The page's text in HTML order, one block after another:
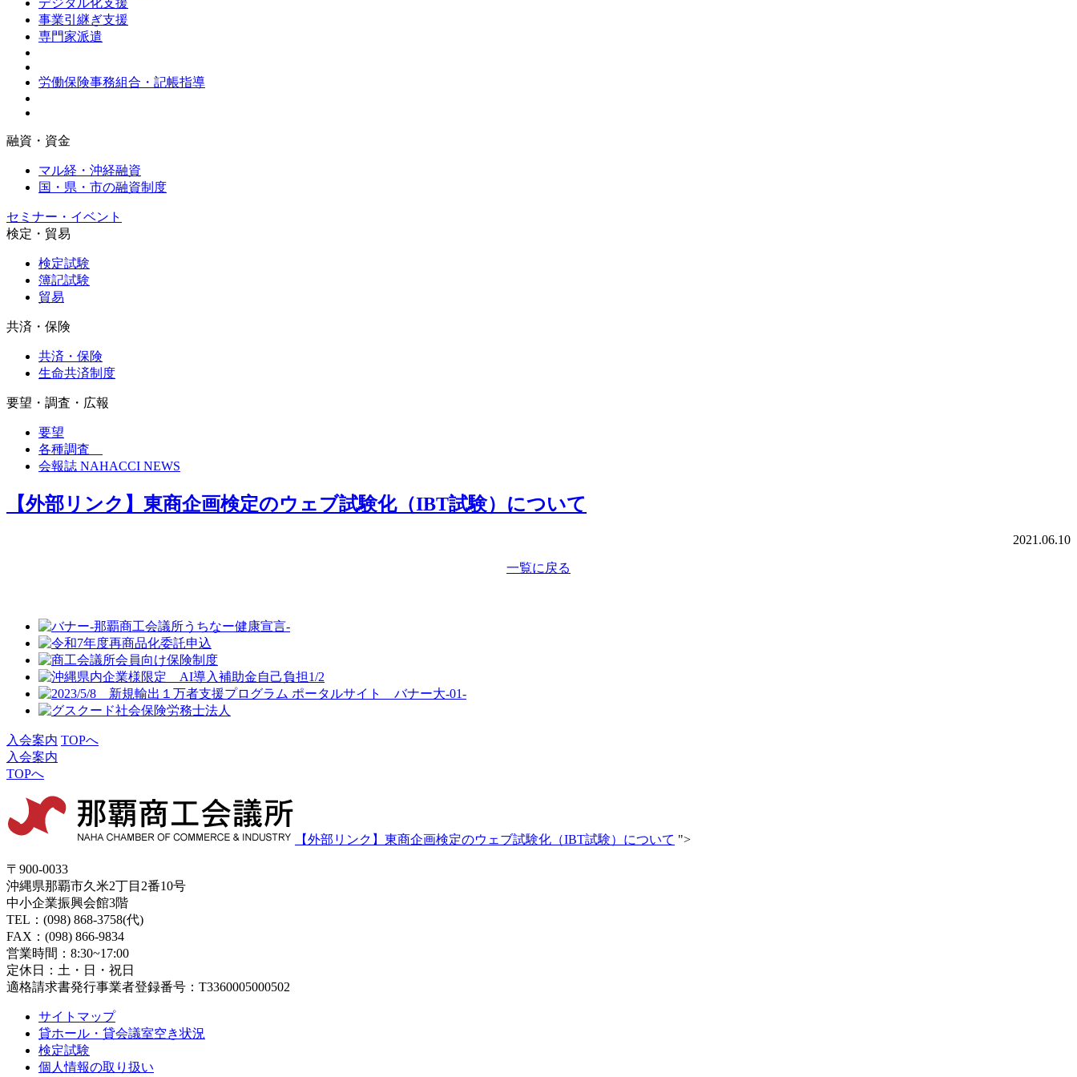
事業引継ぎ支援
専門家派遣
労働保険事務組合・記帳指導
融資・資金
マル経・沖経融資
国・県・市の融資制度
セミナー・イベント
検定・貿易
検定試験
簿記試験
貿易
共済・保険
共済・保険
生命共済制度
要望・調査・広報
要望
各種調査
会報誌 NAHACCI NEWS
【外部リンク】東商企画検定のウェブ試験化（IBT試験）について
2021.06.10
一覧に戻る
入会案内 TOPへ
入会案内
TOPへ
【外部リンク】東商企画検定のウェブ試験化（IBT試験）について ">
〒900-0033
沖縄県那覇市久米2丁目2番10号
中小企業振興会館3階
TEL：(098) 868-3758(代)
FAX：(098) 866-9834
営業時間：8:30~17:00
定休日：土・日・祝日
適格請求書発行事業者登録番号：T3360005000502
サイトマップ
貸ホール・貸会議室空き状況
検定試験
個人情報の取り扱い